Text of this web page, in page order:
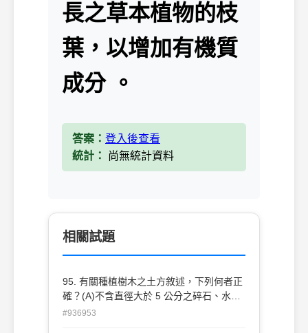
長之草本植物的枝
葉，以增加有機質
成分 。
答案： 登入後查看
統計：
尚無統計資料
相關試題
95. 有關種植樹木之土方敘述，下列何者正
確？(A)不含直徑大於 5 公分之碎石、水泥
塊等雜物(B)不含工地之水 泥砂漿廢水沉積
#936953